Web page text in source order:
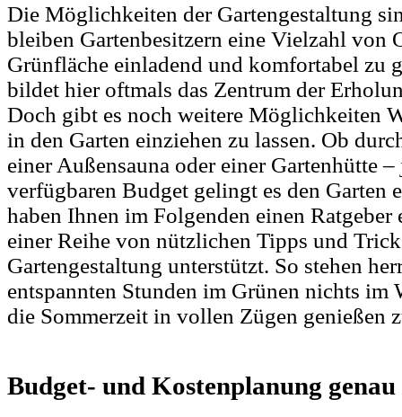
Die Möglichkeiten der Gartengestaltung
bleiben Gartenbesitzern eine Vielzahl von
Grünfläche einladend und komfortabel zu
bildet hier oftmals das Zentrum der
Doch gibt es noch weitere Möglichkeiten
in den Garten einziehen zu lassen. Ob
einer Außensauna oder einer Gartenhütte
verfügbaren Budget gelingt es den Garten
haben Ihnen im Folgenden einen
einer Reihe von nützlichen Tipps und
Gartengestaltung unterstützt. So stehen
entspannten Stunden im Grünen nichts im
die Sommerzeit in vollen Zügen genießen
Budget- und Kostenplanung